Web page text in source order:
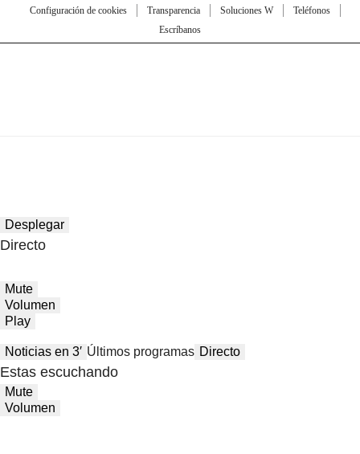
Configuración de cookies
Transparencia Soluciones W
Teléfonos
Escríbanos
Desplegar
Directo
Mute
Volumen
Play
Noticias en 3′ Últimos programas Directo
Estas escuchando
Mute
Volumen